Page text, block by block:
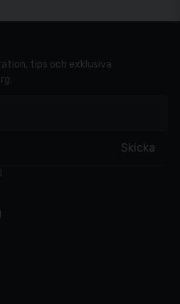
Skicka
tips och exklusiva